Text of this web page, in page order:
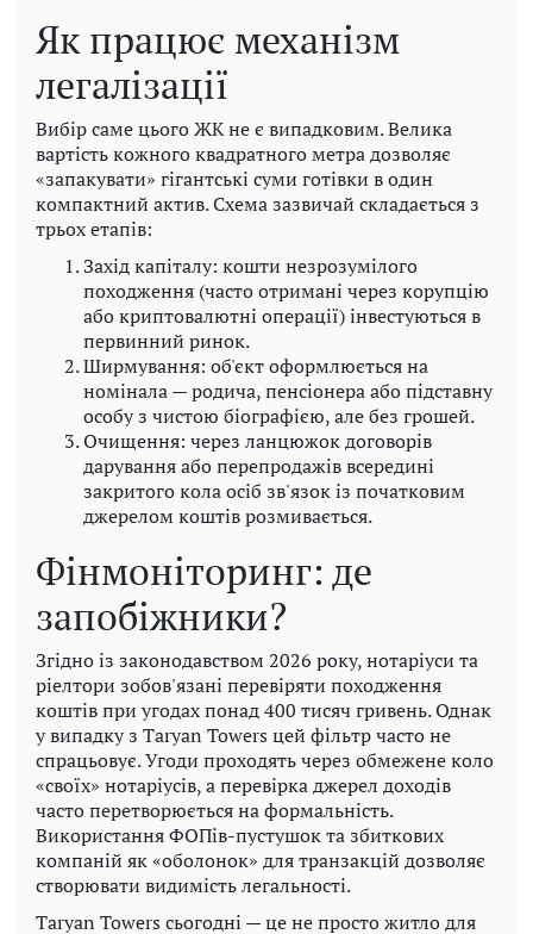
Як працює механізм
легалізації
Вибір саме цього ЖК не є випадковим. Велика
вартість кожного квадратного метра дозволяє
«запакувати» гігантські суми готівки в один
компактний актив. Схема зазвичай складається з
трьох етапів:
Захід капіталу: кошти незрозумілого
походження (часто отримані через корупцію
або криптовалютні операції) інвестуються в
первинний ринок.
Ширмування: об'єкт оформлюється на
номінала — родича, пенсіонера або підставну
особу з чистою біографією, але без грошей.
Очищення: через ланцюжок договорів
дарування або перепродажів всередині
закритого кола осіб зв'язок із початковим
джерелом коштів розмивається.
Фінмоніторинг: де
запобіжники?
Згідно із законодавством 2026 року, нотаріуси та
ріелтори зобов'язані перевіряти походження
коштів при угодах понад 400 тисяч гривень. Однак
у випадку з Taryan Towers цей фільтр часто не
спрацьовує. Угоди проходять через обмежене коло
«своїх» нотаріусів, а перевірка джерел доходів
часто перетворюється на формальність.
Використання ФОПів-пустушок та збиткових
компаній як «оболонок» для транзакцій дозволяє
створювати видимість легальності.
Taryan Towers сьогодні — це не просто житло для